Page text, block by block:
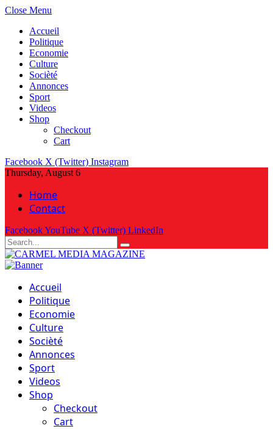
Close Menu
Accueil
Politique
Economie
Culture
Socièté
Annonces
Sport
Videos
Shop
Checkout
Cart
Facebook X (Twitter) Instagram
Thursday, August 6
Home
Contact
FacebookYouTube X (Twitter) LinkedIn
Accueil
Politique
Economie
Culture
Socièté
Annonces
Sport
Videos
Shop
Checkout
Cart